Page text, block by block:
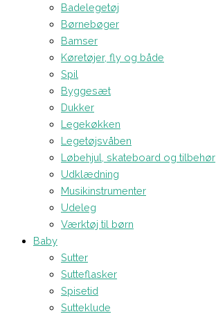
Badelegetøj
Børnebøger
Bamser
Køretøjer, fly og både
Spil
Byggesæt
Dukker
Legekøkken
Legetøjsvåben
Løbehjul, skateboard og tilbehør
Udklædning
Musikinstrumenter
Udeleg
Værktøj til børn
Baby
Sutter
Sutteflasker
Spisetid
Sutteklude